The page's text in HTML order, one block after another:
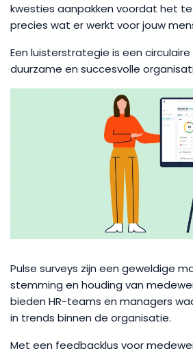
kwesties aanpakken voordat het
precies wat er werkt voor jouw
Een luisterstrategie is een
duurzame en succesvolle
Pulse surveys zijn een geweldige
stemming en houding van
bieden HR-teams en managers
in trends binnen de organisatie.
Met een feedbacklus voor